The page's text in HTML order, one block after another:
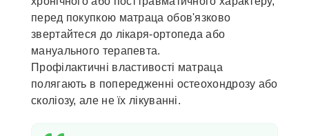
перед покупкою матраца обов'язково
звертайтеся до лікаря-ортопеда або
мануального терапевта.
Профілактичні властивості матраца
полягають в попередженні остеохондрозу або
сколіозу, але не їх лікуванні.